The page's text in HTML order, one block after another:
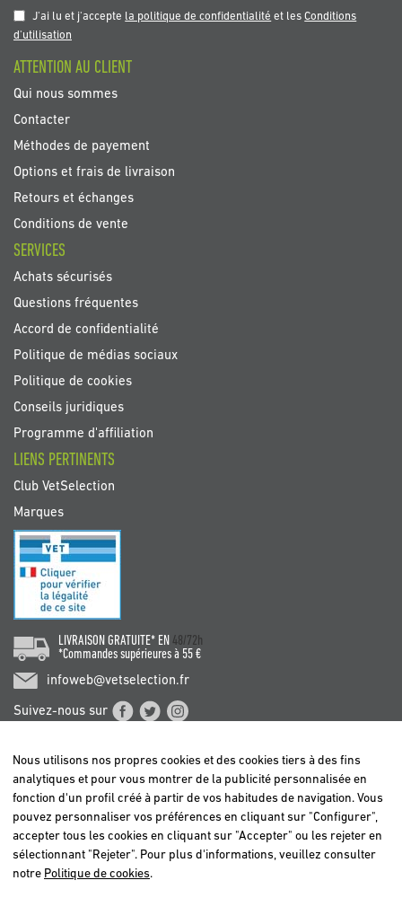
notre
newsletter
J'ai lu et j'accepte la politique de confidentialité et lesConditions
d'utilisation
ATTENTION AU CLIENT
Qui nous sommes
Contacter
Méthodes de payement
Options et frais de livraison
Retours et échanges
Conditions de vente
SERVICES
Achats sécurisés
Questions fréquentes
Accord de confidentialité
Politique de médias sociaux
Politique de cookies
Conseils juridiques
Programme d'affiliation
LIENS PERTINENTS
Club VetSelection
Marques
LIVRAISON GRATUITE* EN 48/72h
*Commandes supérieures à 55 €
infoweb@vetselection.fr
Suivez-nous sur
BELGIË / BELGIQUE
DEUTSCHLAND
Nous utilisons nos propres cookies et des cookies tiers à des fins
analytiques et pour vous montrer de la publicité personnalisée en
fonction d'un profil créé à partir de vos habitudes de navigation. Vous
pouvez personnaliser vos préférences en cliquant sur "Configurer",
accepter tous les cookies en cliquant sur "Accepter" ou les rejeter en
sélectionnant "Rejeter". Pour plus d'informations, veuillez consulter
notre Politique de cookies.